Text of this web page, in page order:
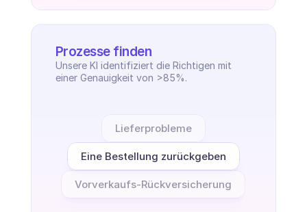
Prozesse finden
Unsere KI identifiziert die Richtigen mit
einer Genauigkeit von >85%.
Lieferprobleme
Eine Bestellung zurückgeben
Vorverkaufs-Rückversicherung